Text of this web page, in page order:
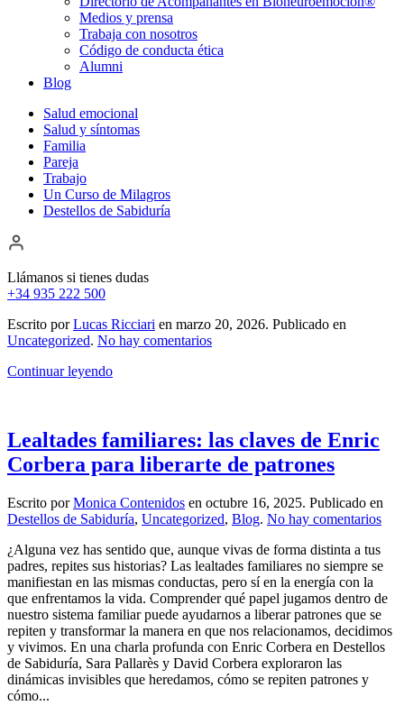
Medios y prensa
Trabaja con nosotros
Código de conducta ética
Alumni
Blog
Salud emocional
Salud y síntomas
Familia
Pareja
Trabajo
Un Curso de Milagros
Destellos de Sabiduría
Llámanos si tienes dudas
+34 935 222 500
Escrito porLucas Ricciari en marzo 20, 2026. Publicado en
Uncategorized. No hay comentariosen
Continuar leyendo
Lealtades familiares: las claves de Enric
Corbera para liberarte de patrones
Escrito porMonica Contenidos en octubre 16, 2025. Publicado en
Destellos de Sabiduría, Uncategorized, Blog. No hay comentariosen
las
de
para
¿Alguna vez has sentido que, aunque vivas de forma distinta a tus
padres, repites sus historias? Las lealtades familiares no siempre se
manifiestan en las mismas conductas, pero sí en la energía con la
que enfrentamos la vida. Comprender qué papel jugamos dentro de
nuestro sistema familiar puede ayudarnos a liberar patrones que se
repiten y transformar la manera en que nos relacionamos, decidimos
y vivimos. En una charla profunda con Enric Corbera en Destellos
de Sabiduría, Sara Pallarès y David Corbera exploraron las
dinámicas invisibles que heredamos, cómo se repiten patrones y
cómo...